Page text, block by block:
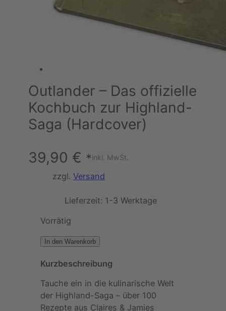
Outlander – Das offizielle
Kochbuch zur Highland-
Saga (Hardcover)
39,90 € *inkl. MwSt.
zzgl. Versand
Lieferzeit: 1-3 Werktage
Vorrätig
O
t
a
n
In den Warenkorb
Kurzbeschreibung
Tauche ein in die kulinarische Welt
der Highland-Saga – über 100
Rezepte aus Claires & Jamies